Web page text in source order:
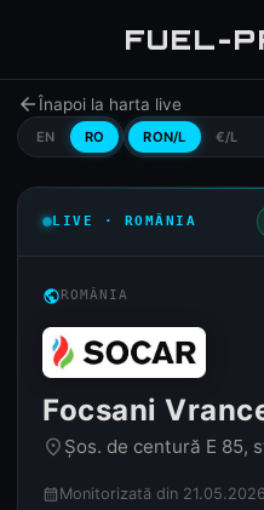
FUEL-
arrow_backÎnapoi la harta live
EN RO RON/L €/L
LIVE · ROMÂNIA
publicROMÂNIA
Focsani
place Şos. de centură E 85,
calendar_month Monitorizată din 21.05.2026